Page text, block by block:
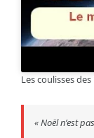
Les coulisses
«Noël n’est